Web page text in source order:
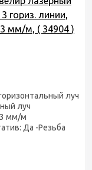
гориз. линии,
мм/м, ( 34904 )
луч
луч
мм/м
Да -Резьба